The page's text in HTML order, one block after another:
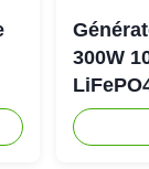
300W